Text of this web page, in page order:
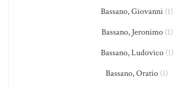
Bassano, Giovanni (1)
Bassano, Jeronimo(1)
Bassano, Ludovico(1)
Bassano, Oratio (1)